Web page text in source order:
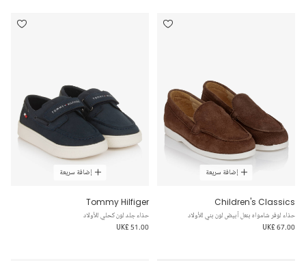
إضافة سريعة
Children's Classics
حذاء لوفر شامواه بنعل أبيض لون بني للأولاد
UK£ 67.00
إضافة سريعة
Tommy Hilfiger
حذاء جلد لون كحلي للأولاد
UK£ 51.00